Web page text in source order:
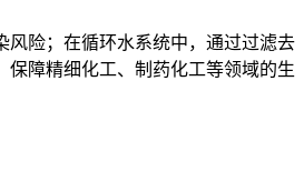
风险；在循环水系统中，通过过滤去
障精细化工、制药化工等领域的生